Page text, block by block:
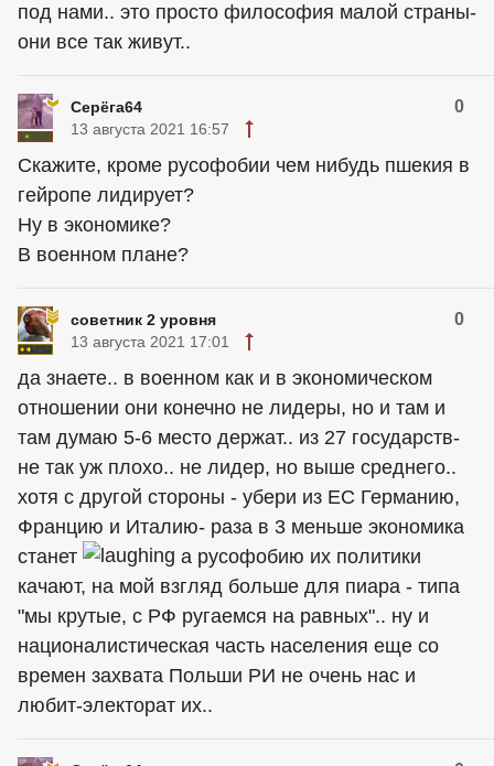
под нами.. это просто философия малой страны-
они все так живут..
Серёга64 0
13 августа 2021 16:57
Скажите, кроме русофобии чем нибудь пшекия в
гейропе лидирует?
Ну в экономике?
В военном плане?
советник 2 уровня 0
13 августа 2021 17:01
да знаете.. в военном как и в экономическом
отношении они конечно не лидеры, но и там и
там думаю 5-6 место держат.. из 27 государств-
не так уж плохо.. не лидер, но выше среднего..
хотя с другой стороны - убери из ЕС Германию,
Францию и Италию- раза в 3 меньше экономика
станет
а русофобию их политики
качают, на мой взгляд больше для пиара - типа
"мы крутые, с РФ ругаемся на равных".. ну и
националистическая часть населения еще со
времен захвата Польши РИ не очень нас и
любит-электорат их..